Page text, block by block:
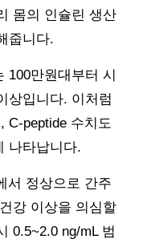
몸의 인슐린 생산
줍니다.
만원대부터 시
상입니다. 이처럼
C-peptide 수치도
나타납니다.
서 정상으로 간주
강 이상을 의심할
0.5~2.0 ng/mL 범